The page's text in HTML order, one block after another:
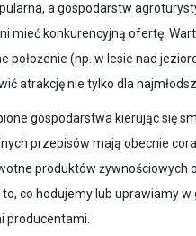
a gospodarstw
mieć konkurencyjną ofertę.
położenie (np. w lesie nad
atrakcję nie tylko dla
gospodarstwa kierując się
przepisów mają obecnie
produktów żywnościowych
co hodujemy lub uprawiamy
producentami.